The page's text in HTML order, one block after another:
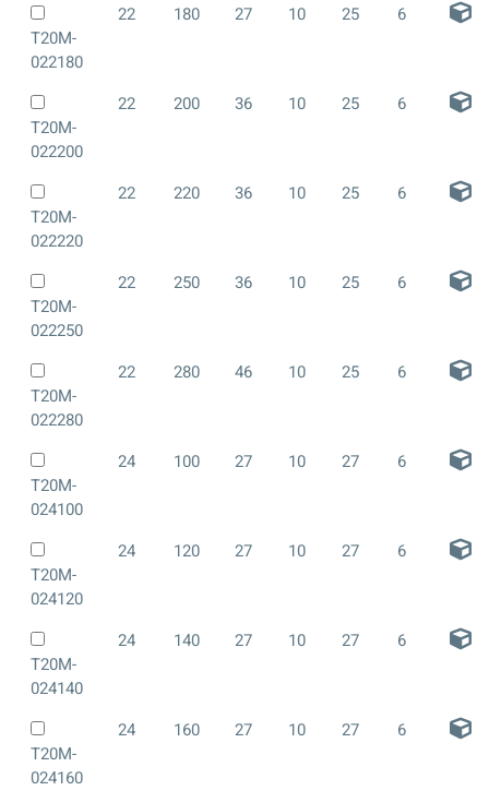
T20M-
022180
22 180 27 10 25 6
T20M-
022200
22 200 36 10 25 6
T20M-
022220
22 220 36 10 25 6
T20M-
022250
22 250 36 10 25 6
T20M-
022280
22 280 46 10 25 6
T20M-
024100
24 100 27 10 27 6
T20M-
024120
24 120 27 10 27 6
T20M-
024140
24 140 27 10 27 6
T20M-
024160
24 160 27 10 27 6